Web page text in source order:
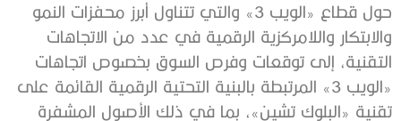
حول قطاع «الويب 3» والتي تتناول أبرز محفزات النمو
والابتكار واللامركزية الرقمية في عدد من الاتجاهات
التقنية، إلى توقعات وفرص السوق بخصوص اتجاهات
«الويب 3» المرتبطة بالبنية التحتية الرقمية القائمة على
تقنية «البلوك تشين»، بما في ذلك الأصول المشفرة